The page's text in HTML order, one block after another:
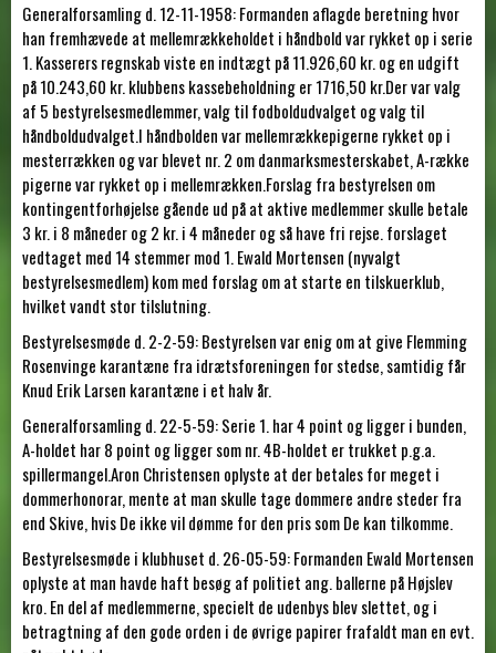
Generalforsamling d. 12-11-1958: Formanden aflagde beretning hvor
han fremhævede at mellemrækkeholdet i håndbold var rykket op i serie
1. Kasserers regnskab viste en indtægt på 11.926,60 kr. og en udgift
på 10.243,60 kr. klubbens kassebeholdning er 1716,50 kr.Der var valg
af 5 bestyrelsesmedlemmer, valg til fodboldudvalget og valg til
håndboldudvalget.I håndbolden var mellemrækkepigerne rykket op i
mesterrækken og var blevet nr. 2 om danmarksmesterskabet, A-række
pigerne var rykket op i mellemrækken.Forslag fra bestyrelsen om
kontingentforhøjelse gående ud på at aktive medlemmer skulle betale
3 kr. i 8 måneder og 2 kr. i 4 måneder og så have fri rejse. forslaget
vedtaget med 14 stemmer mod 1. Ewald Mortensen (nyvalgt
bestyrelsesmedlem) kom med forslag om at starte en tilskuerklub,
hvilket vandt stor tilslutning.
Bestyrelsesmøde d. 2-2-59: Bestyrelsen var enig om at give Flemming
Rosenvinge karantæne fra idrætsforeningen for stedse, samtidig får
Knud Erik Larsen karantæne i et halv år.
Generalforsamling d. 22-5-59: Serie 1. har 4 point og ligger i bunden,
A-holdet har 8 point og ligger som nr. 4B-holdet er trukket p.g.a.
spillermangel.Aron Christensen oplyste at der betales for meget i
dommerhonorar, mente at man skulle tage dommere andre steder fra
end Skive, hvis De ikke vil dømme for den pris som De kan tilkomme.
Bestyrelsesmøde i klubhuset d. 26-05-59: Formanden Ewald Mortensen
oplyste at man havde haft besøg af politiet ang. ballerne på Højslev
kro. En del af medlemmerne, specielt de udenbys blev slettet, og i
betragtning af den gode orden i de øvrige papirer frafaldt man en evt.